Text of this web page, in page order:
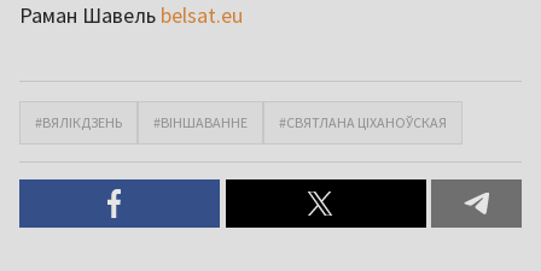
Раман Шавель belsat.eu
#ВЯЛІКДЗЕНЬ #ВІНШАВАННЕ #СВЯТЛАНА ЦІХАНОЎСКАЯ